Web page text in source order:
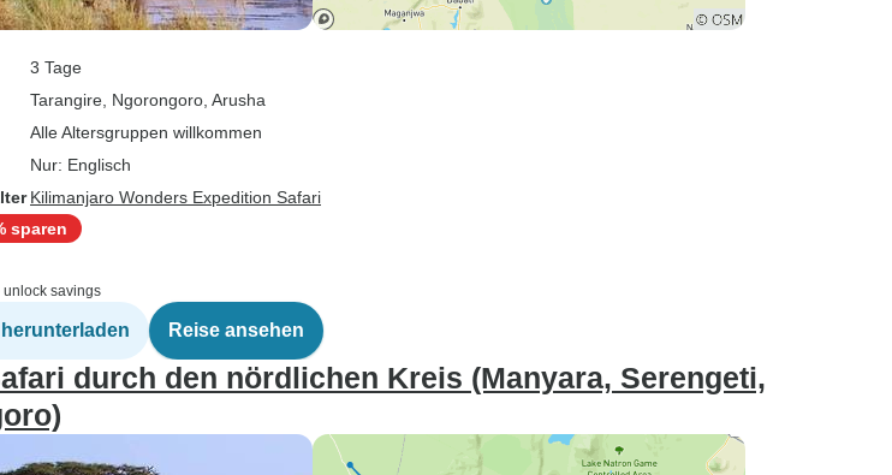
3 Tage
Tarangire , Ngorongoro , Arusha
Alle Altersgruppen willkommen
Nur: Englisch
Kilimanjaro Wonders Expedition Safari
sparen
unlock savings
Reise ansehen
durch den nördlichen Kreis (Manyara, Serengeti,